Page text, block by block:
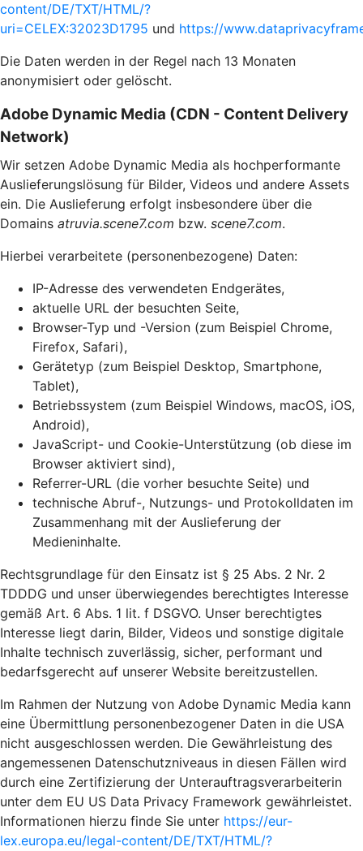
content/DE/TXT/HTML/?
uri=CELEX:32023D1795 und https://
Die Daten werden in der Regel nach 13 Monaten
anonymisiert oder gelöscht.
Adobe Dynamic Media (CDN - Content Delivery
Network)
Wir setzen Adobe Dynamic Media als hochperformante
Auslieferungslösung für Bilder, Videos und andere Assets
ein. Die Auslieferung erfolgt insbesondere über die
Domains atruvia.scene7.com bzw. scene7.com.
Hierbei verarbeitete (personenbezogene) Daten:
IP-Adresse des verwendeten Endgerätes,
aktuelle URL der besuchten Seite,
Browser-Typ und -Version (zum Beispiel Chrome,
Firefox, Safari),
Gerätetyp (zum Beispiel Desktop, Smartphone,
Tablet),
Betriebssystem (zum Beispiel Windows, macOS, iOS,
Android),
JavaScript- und Cookie-Unterstützung (ob diese im
Browser aktiviert sind),
Referrer-URL (die vorher besuchte Seite) und
technische Abruf-, Nutzungs- und Protokolldaten im
Zusammenhang mit der Auslieferung der
Medieninhalte.
Rechtsgrundlage für den Einsatz ist § 25 Abs. 2 Nr. 2
TDDDG und unser überwiegendes berechtigtes Interesse
gemäß Art. 6 Abs. 1 lit. f DSGVO. Unser berechtigtes
Interesse liegt darin, Bilder, Videos und sonstige digitale
Inhalte technisch zuverlässig, sicher, performant und
bedarfsgerecht auf unserer Website bereitzustellen.
Im Rahmen der Nutzung von Adobe Dynamic Media kann
eine Übermittlung personenbezogener Daten in die USA
nicht ausgeschlossen werden. Die Gewährleistung des
angemessenen Datenschutzniveaus in diesen Fällen wird
durch eine Zertifizierung der Unterauftragsverarbeiterin
unter dem EU US Data Privacy Framework gewährleistet.
Informationen hierzu finde Sie unter https://eur-
lex.europa.eu/legal-content/DE/TXT/HTML/?